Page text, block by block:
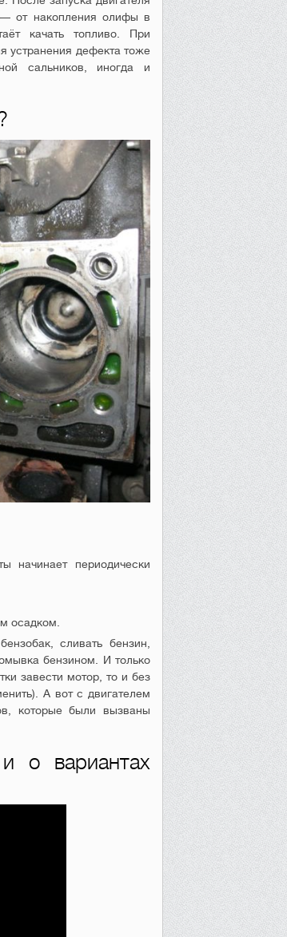
— от накопления олифы в
качать топливо. При
устранения дефекта тоже
сальников, иногда и
начинает периодически
осадком.
сливать бензин,
бензином. И только
завести мотор, то и без
А вот с двигателем
которые были вызваны
о вариантах